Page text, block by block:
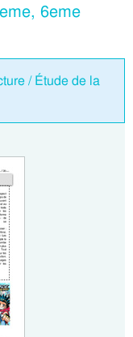
6eme
/ Étude de la